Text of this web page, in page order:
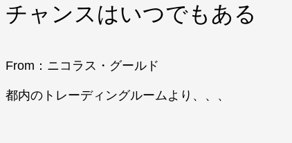
チャンスはいつでもある
From：ニコラス・グールド
都内のトレーディングルームより、、、